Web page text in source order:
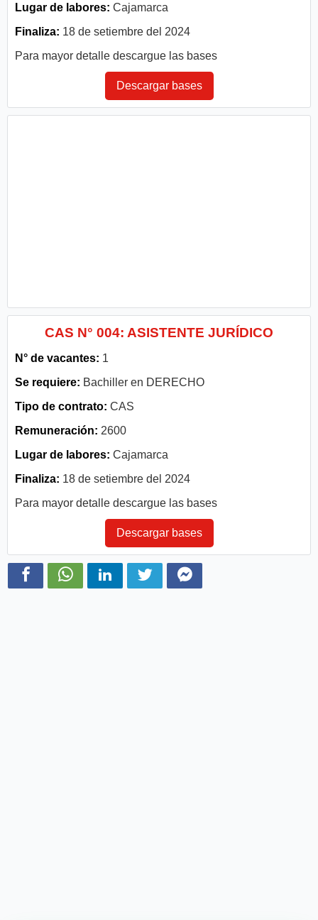
Lugar de labores: Cajamarca
Finaliza: 18 de setiembre del 2024
Para mayor detalle descargue las bases
Descargar bases
CAS N° 004: ASISTENTE JURÍDICO
N° de vacantes: 1
Se requiere: Bachiller en DERECHO
Tipo de contrato: CAS
Remuneración: 2600
Lugar de labores: Cajamarca
Finaliza: 18 de setiembre del 2024
Para mayor detalle descargue las bases
Descargar bases